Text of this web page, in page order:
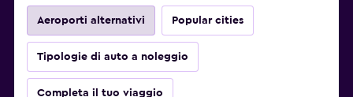
Aeroporti alternativi Popular cities
Tipologie di auto a noleggio
Completa il tuo viaggio